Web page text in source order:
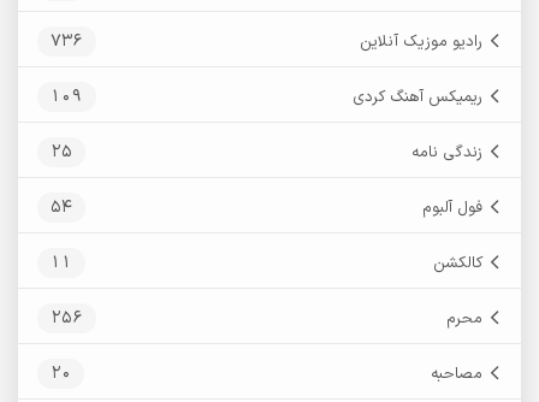
رادیو موزیک آنلاین 736
ریمیکس آهنگ کردی 109
زندگی نامه 25
فول آلبوم 54
کالکشن 11
محرم 256
مصاحبه 20